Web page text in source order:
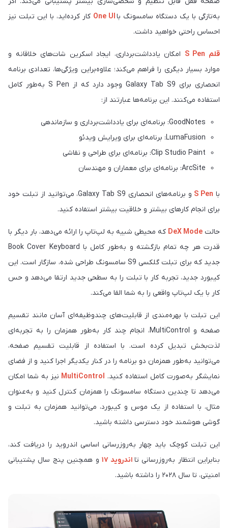
به‌تازگی با یک دستگاه سامسونگ با
کار کرده‌اید، با این تبلت نیز
احساس راحتی خواهید داشت.
قلم S Pen
امکان یادداشت‌برداری، ایجاد اسکرین شات‌های خلاقانه و
موارد بسیار دیگری را فراهم می‌کند؛ علاوه‌بر‌این ویژگی‌ها، تعدادی برنامه
انحصاری برای Galaxy Tab S9 وجود دارد که از S Pen به‌طور کامل
استفاده می‌کنند. این برنامه‌ها عبارتند از:
GoodNotes: برنامه‌ای برای یادداشت‌برداری و سازماندهی
LumaFusion: برنامه‌ای برای ویرایش ویدئو
Clip Studio Paint: برنامه‌ای برای طراحی و نقاشی
ArcSite: برنامه‌ای برای معماران و مهندسان
با S Pen
و برنامه‌های انحصاری Galaxy Tab S9، می‌توانید از تبلت خود
برای انجام کارهای بیشتر و خلاقیت بیشتر استفاده کنید.
حالت DeX Mode که محیطی شبیه به لپ‌تاپ را ارائه می‌دهد، بار دیگر با
قدرت هر چه تمام بازگشته و به‌طور کامل با Book Cover Keyboard
جدید که برای تبلت گلکسی ‏S9‎‏ سامسونگ طراحی شده، سازگار است. این
کیبورد جدید، تجربه کار با تبلت را به سطحی جدید ارتقا می‌دهد و حس
کار با یک لپ‌تاپ واقعی را به شما القا می‌کند.
این تبلت با بهره‌مندی از قابلیت‌های چندوظیفه‌ای آسان مانند تقسیم
صفحه و MultiControl، انجام چند کار به‌طور همزمان را به تجربه‌ای
لذت‌بخش تبدیل کرده است. با استفاده از قابلیت تقسیم صفحه،
می‌توانید به‌طور همزمان دو برنامه را در کنار یکدیگر اجرا کنید و از فضای
نمایشگر به‌صورت کامل استفاده کنید. MultiControl نیز به شما امکان
می‌دهد تا چندین دستگاه سامسونگ را همزمان کنترل کنید و به‌عنوان
مثال، با استفاده از یک موس و کیبورد، می‌توانید همزمان به تبلت و
گوشی هوشمند خود دسترسی داشته باشید.
این تبلت کوچک باید چهار به‌روزرسانی اساسی اندروید را دریافت کند،
بنابراین انتظار به‌روزرسانی تا اندروید ۱۷
و همچنین پنج سال پشتیبانی
امنیتی، تا سال ۲۰۲۸ را داشته باشید.